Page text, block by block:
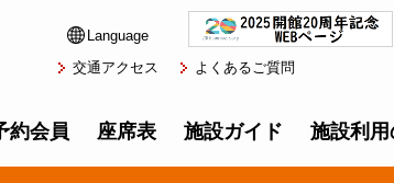
Language
交通アクセス
よくあるご質問
約会員 座席表 施設ガイド 施設利